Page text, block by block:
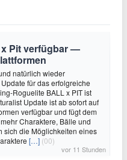
Pit verfügbar —
natürlich wieder
für das erfolgreiche
Roguelite BALL x PIT ist
Update ist ab sofort auf
verfügbar und fügt dem
Charaktere, Bälle und
sich die Möglichkeiten eines
[…] (00)
vor 11 Stunden